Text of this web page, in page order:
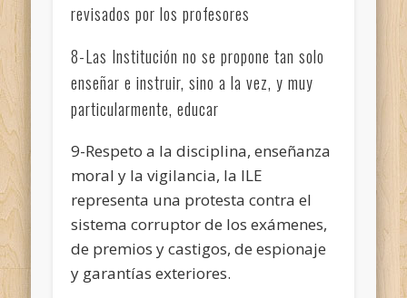
revisados por los profesores
8-Las Institución no se propone tan solo
enseñar e instruir, sino a la vez, y muy
particularmente, educar
9-Respeto a la disciplina, enseñanza
moral y la vigilancia, la ILE
representa una protesta contra el
sistema corruptor de los exámenes,
de premios y castigos, de espionaje
y garantías exteriores.